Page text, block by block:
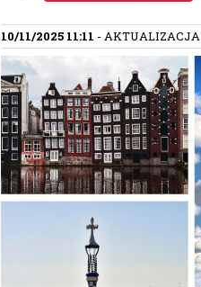
10/11/2025 11:11 - AKTUALIZACJA